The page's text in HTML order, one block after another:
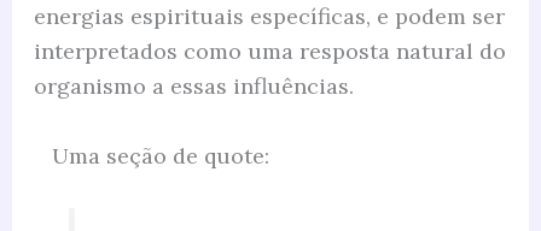
energias espirituais específicas, e podem ser
interpretados como uma resposta natural do
organismo a essas influências.
Uma seção de quote: